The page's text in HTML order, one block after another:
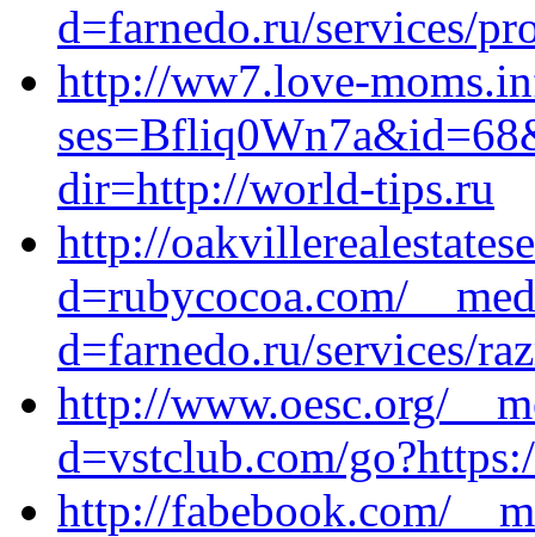
d=farnedo.ru/services/
http://ww7.love-
dir=http://world-tips.ru
http://
d=rubycocoa.com/
d=farnedo.ru/services/
http://www.oesc.org/
d=vstclub.com/
http://fabebook.com/